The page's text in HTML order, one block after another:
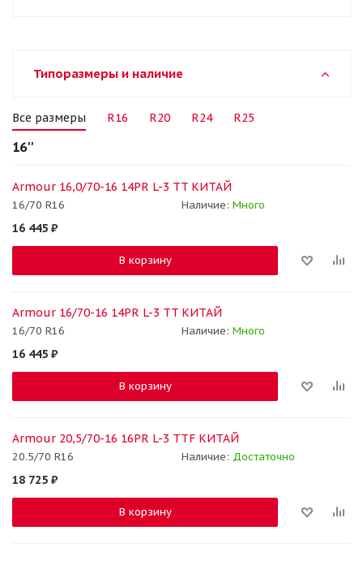
Типоразмеры и наличие
Все размеры R16 R20 R24 R25
16''
Armour 16,0/70-16 14PR L-3 TT КИТАЙ
16/70 R16 Наличие: Много
16 445 ₽
В корзину
Armour 16/70-16 14PR L-3 TT КИТАЙ
16/70 R16 Наличие: Много
16 445 ₽
В корзину
Armour 20,5/70-16 16PR L-3 TTF КИТАЙ
20.5/70 R16 Наличие: Достаточно
18 725 ₽
В корзину